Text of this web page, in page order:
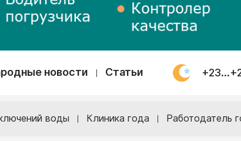
новости Статьи
воды Клиника года Работодатель